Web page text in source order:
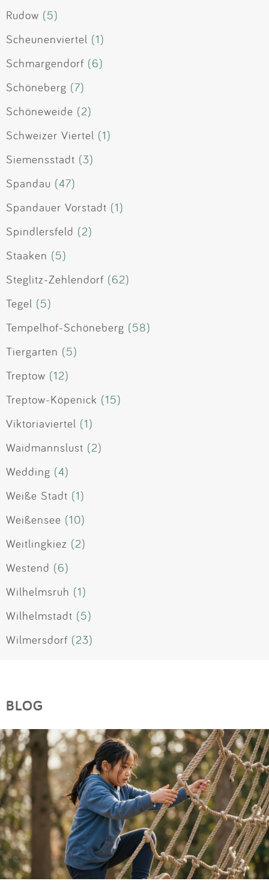
Rudow (5)
Scheunenviertel (1)
Schmargendorf (6)
Schöneberg (7)
Schöneweide (2)
Schweizer Viertel (1)
Siemensstadt (3)
Spandau (47)
Spandauer Vorstadt (1)
Spindlersfeld (2)
Staaken (5)
Steglitz-Zehlendorf (62)
Tegel (5)
Tempelhof-Schöneberg (58)
Tiergarten (5)
Treptow (12)
Treptow-Köpenick (15)
Viktoriaviertel (1)
Waidmannslust (2)
Wedding (4)
Weiße Stadt (1)
Weißensee (10)
Weitlingkiez (2)
Westend (6)
Wilhelmsruh (1)
Wilhelmstadt (5)
Wilmersdorf (23)
BLOG